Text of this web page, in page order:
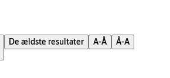
De ældste resultater A-Å Å-A